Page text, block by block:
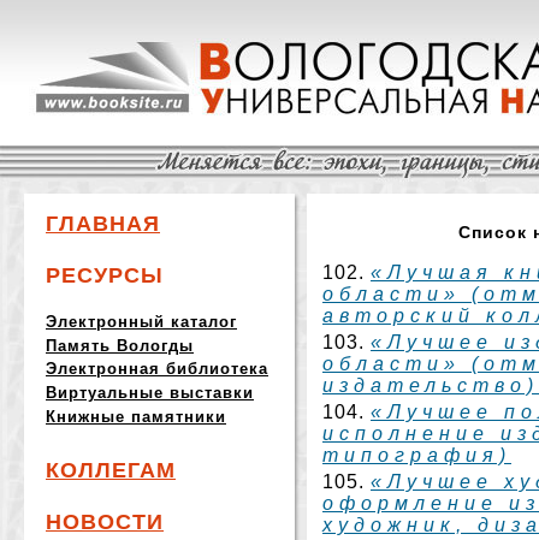
ГЛАВНАЯ
РЕСУРСЫ
Электронный каталог
Память Вологды
Электронная библиотека
Виртуальные выставки
Книжные памятники
КОЛЛЕГАМ
НОВОСТИ
Список
102. «Лучшая
области»
авторский
103. «Лучшее
области»
издательство)
104. «Лучшее
исполнение
типография)
105. «Лучшее
оформление
художник,